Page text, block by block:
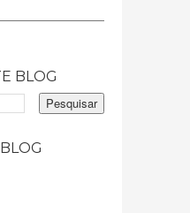
BLOG